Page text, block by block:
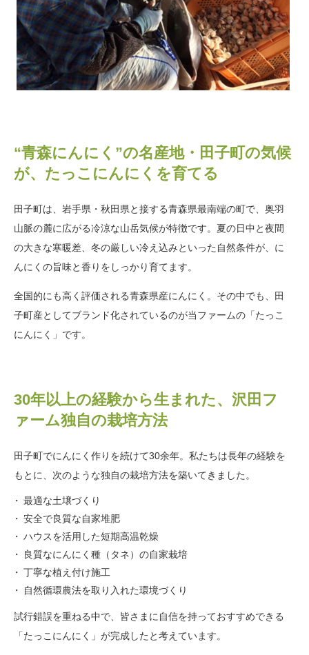
“青森にんにく”の名産地・田子町の気候
が、たっこにんにくを育てる
田子町は、岩手県・秋田県と接する青森県最南端の町で、奥羽
山脈の麓に広がる冷涼な山岳気候が特徴です。夏の日中と夜間
の大きな寒暖差、冬の厳しい冷え込みといった自然条件が、に
んにくの旨味と香りをしっかり育てます。
全国的にも高く評価される青森県産にんにく。その中でも、田
子町産としてブランド化されているのが当ファームの「たっこ
にんにく」です。
30年以上の経験から生まれた、沢田フ
ァーム独自の栽培方法
田子町でにんにく作りを続けて30余年。私たちは長年の経験を
もとに、次のような独自の栽培方法を築いてきました。
最適な土壌づくり
安全で良質な自家堆肥
ハウスを活用した短期高温乾燥
良質なにんにく種（タネ）の自家栽培
丁寧な植え付け施工
自然循環農法を取り入れた環境づくり
試行錯誤を重ねる中で、皆さまに自信を持っておすすめできる
「たっこにんにく」が完成したと考えています。